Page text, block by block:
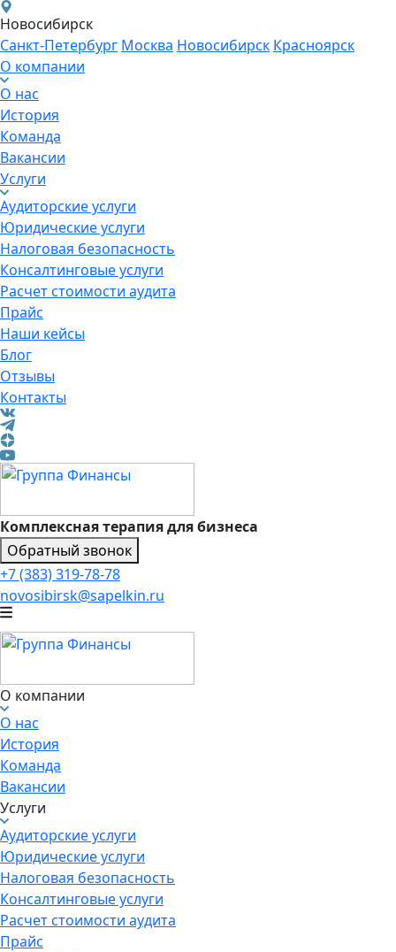
Новосибирск
Санкт-Петербург Москва Новосибирск Красноярск
О компании
О нас
История
Команда
Вакансии
Услуги
Аудиторские услуги
Юридические услуги
Налоговая безопасность
Консалтинговые услуги
Расчет стоимости аудита
Прайс
Наши кейсы
Блог
Отзывы
Контакты
Комплексная терапия для бизнеса
Обратный звонок
+7 (383) 319-78-78
novosibirsk@sapelkin.ru
О компании
О нас
История
Команда
Вакансии
Услуги
Аудиторские услуги
Юридические услуги
Налоговая безопасность
Консалтинговые услуги
Расчет стоимости аудита
Прайс